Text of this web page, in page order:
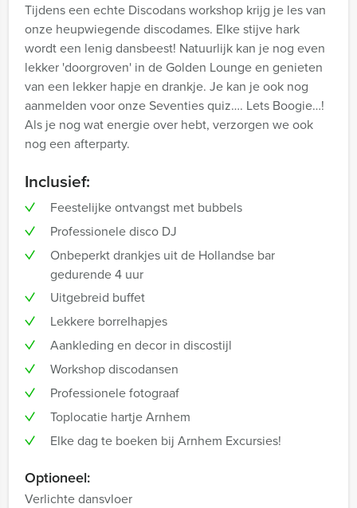
Tijdens een echte Discodans workshop krijg je les van
onze heupwiegende discodames. Elke stijve hark
wordt een lenig dansbeest! Natuurlijk kan je nog even
lekker 'doorgroven' in de Golden Lounge en genieten
van een lekker hapje en drankje. Je kan je ook nog
aanmelden voor onze Seventies quiz…. Lets Boogie…!
Als je nog wat energie over hebt, verzorgen we ook
nog een afterparty.
Inclusief:
Feestelijke ontvangst met bubbels
Professionele disco DJ
Onbeperkt drankjes uit de Hollandse bar
gedurende 4 uur
Uitgebreid buffet
Lekkere borrelhapjes
Aankleding en decor in discostijl
Workshop discodansen
Professionele fotograaf
Toplocatie hartje Arnhem
Elke dag te boeken bij Arnhem Excursies!
Optioneel:
Verlichte dansvloer